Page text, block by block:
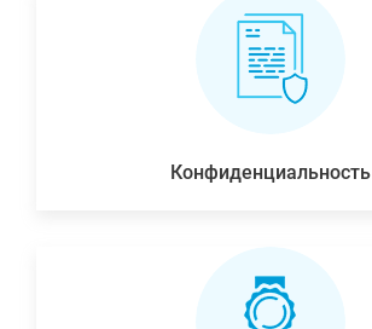
Конфиденциальность